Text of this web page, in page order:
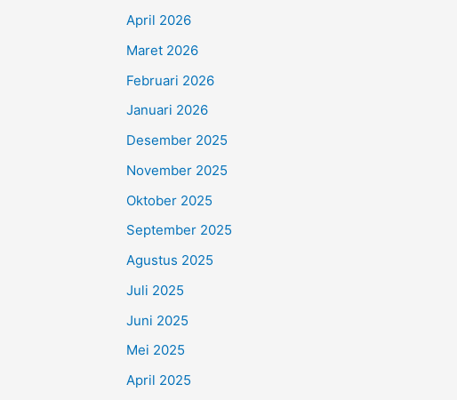
April 2026
Maret 2026
Februari 2026
Januari 2026
Desember 2025
November 2025
Oktober 2025
September 2025
Agustus 2025
Juli 2025
Juni 2025
Mei 2025
April 2025